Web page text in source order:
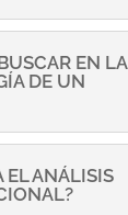
EN LA
DE UN
EL ANÁLISIS